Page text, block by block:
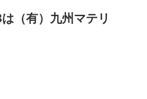
（有）九州マテリ